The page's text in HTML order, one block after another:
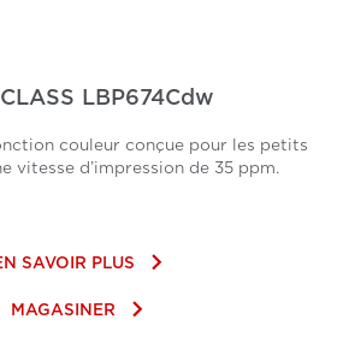
LBP674Cdw
couleur conçue pour les petits
vitesse d’impression de 35 ppm.
SAVOIR PLUS keyboard_arrow_right
MAGASINER keyboard_arrow_right